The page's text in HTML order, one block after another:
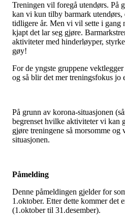
Treningen vil foregå utendørs. På
kan vi kun tilby barmark
tidligere år. Men vi vil sette i gang
kjapt det lar seg gjøre.
aktiviteter med hinderløyper,
gøy!
For de yngste gruppene
og så blir det mer treningsfokus jo
På grunn av korona-situasjonen
begrenset hvilke aktiviteter vi kan
gjøre treningene så morsomme
situasjonen.
Påmelding
Denne påmeldingen gjelder for
1.oktober. Etter dette kommer det
(1.oktober til 31.desember).